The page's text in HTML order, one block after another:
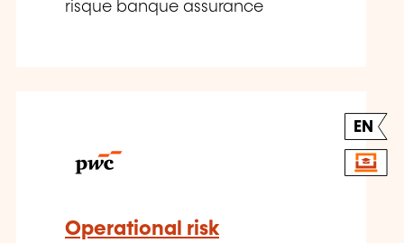
risque banque assurance
EN
Operational risk